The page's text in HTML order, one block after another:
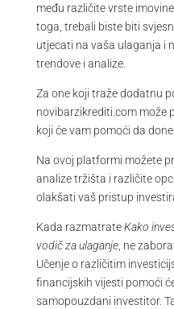
među različite vrste
toga, trebali biste biti
utjecati na vaša ulaganja i
trendove i analize.
Za one koji traže dodatnu
novibarzikrediti.com može
koji će vam pomoći da
Na ovoj platformi možete
analize tržišta i različite
olakšati vaš pristup
Kada razmatrateKako
vodič za ulaganje, ne
Učenje o različitim
financijskih vijesti pomoći
samopouzdani investitor.